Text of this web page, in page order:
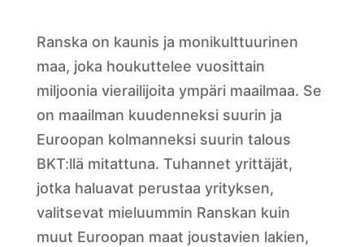
Ranska on kaunis ja monikulttuurinen
maa, joka houkuttelee vuosittain
miljoonia vierailijoita ympäri maailmaa. Se
on maailman kuudenneksi suurin ja
Euroopan kolmanneksi suurin talous
BKT:llä mitattuna. Tuhannet yrittäjät,
jotka haluavat perustaa yrityksen,
valitsevat mieluummin Ranskan kuin
muut Euroopan maat joustavien lakien,